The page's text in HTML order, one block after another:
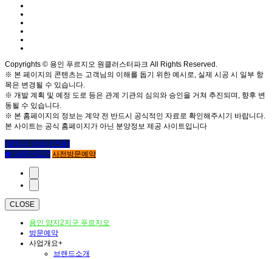
Copyrights © 용인 푸르지오 원클러스터파크 All Rights Reserved.
※ 본 페이지의 콘텐츠는 고객님의 이해를 돕기 위한 예시로, 실제 시공 시 일부 항
목은 변경될 수 있습니다.
※ 개발 계획 및 예정 도로 등은 관계 기관의 심의와 승인을 거쳐 추진되며, 향후 변
동될 수 있습니다.
※ 본 홈페이지의 정보는 계약 전 반드시 공식적인 자료로 확인해주시기 바랍니다.
본 사이트는 공식 홈페이지가 아닌 분양정보 제공 사이트입니다
(클릭시 상담사연결)
☎ 1800-6127 사전방문예약
CLOSE
용인 양지2지구 푸르지오
방문예약
사업개요+
브랜드소개